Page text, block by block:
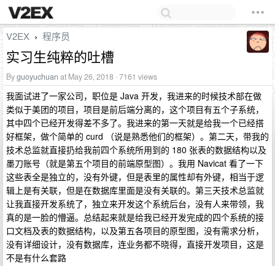
V2EX › 程序员
实习生纯粹的吐槽
Byguoyuchuan at May 26, 2018 · 7161 views
我面试进了一家公司，职位是 Java 开发，我进来的时候技术部在做
类似于美团的项目，项目是前后端分离的，这个项目有五个子系统，
其中四个已经开发得差不多了。我进来的第一天就是给我一个已经搭
好框架，做个简单的 curd （说是熟悉他们的框架）。第二天，带我的
技术总监就直接扔给我前四个系统所用到的 180 张表的数据结构以及
墨刀账号（就是第五个项目的前端原型图）。我用 Navicat 看了一下
这些表全是独立的，没有外键，但是表里的属性却有外键，相当于逻
辑上是有关联，但是在数据库里面是没有关联的。第三天技术总监就
让我直接开发系统了，独立来开发这个系统后台，没有人来带领，我
真的是一脸的懵逼。总结起来就是给我已经开发完成的四个系统的接
口文档及表的数据结构，以及第五各项目的原型图，没有需求分析，
没有详细设计，没有数据库，连业务都不晓得，直接开发项目，这是
不是有什么套路